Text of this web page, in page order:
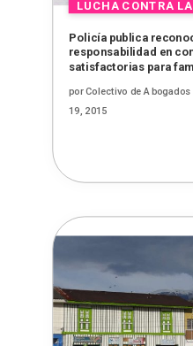
Policía publica
responsabilidad en
satisfactorias para
porColectivo de
19, 2015